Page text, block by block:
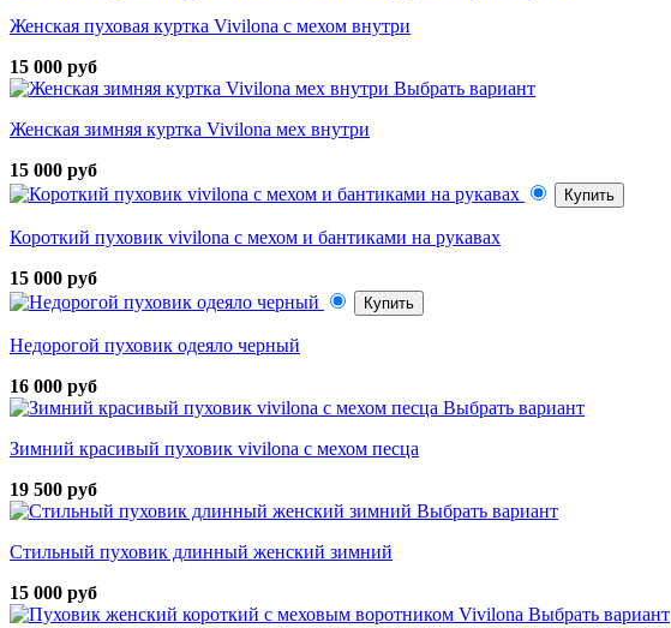
Женская пуховая куртка Vivilona с мехом внутри
15 000 руб
Выбрать вариант
Женская зимняя куртка Vivilona мех внутри
15 000 руб
Купить
Короткий пуховик vivilona с мехом и бантиками на рукавах
15 000 руб
Купить
Недорогой пуховик одеяло черный
16 000 руб
Выбрать вариант
Зимний красивый пуховик vivilona с мехом песца
19 500 руб
Выбрать вариант
Стильный пуховик длинный женский зимний
15 000 руб
Выбрать вариант